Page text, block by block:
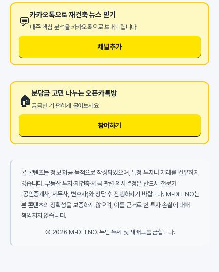
💬카카오톡으로 재건축 뉴스 받기
매주 핵심 분석을 카카오톡으로 보내드립니다
채널 추가
🏠분담금 고민 나누는 오픈카톡방
궁금한 거 편하게 물어보세요
참여하기
본 콘텐츠는 정보 제공 목적으로 작성되었으며, 특정 투자나 거래를 권유하지
않습니다. 부동산 투자·재건축·세금 관련 의사결정은 반드시 전문가
(공인중개사, 세무사, 변호사)와 상담 후 진행하시기 바랍니다. M-DEENO는
본 콘텐츠의 정확성을 보증하지 않으며, 이를 근거로 한 투자 손실에 대해
책임지지 않습니다.
© 2026 M-DEENO. 무단 복제 및 재배포를 금합니다.